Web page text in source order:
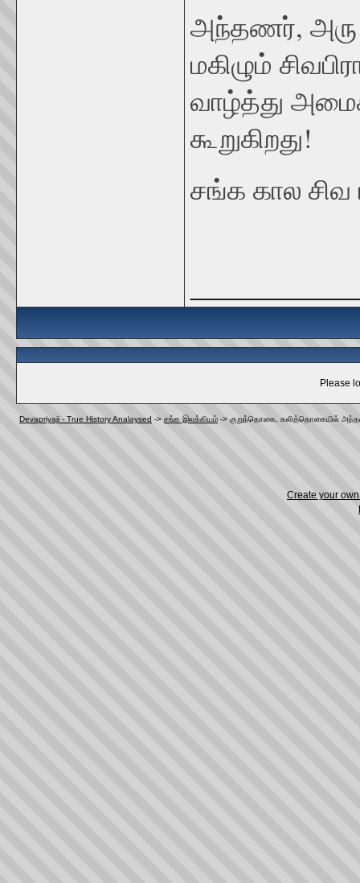
அந்தணர், அரு
மகிழும்
வாழ்த்து
கூறுகிறது!
சங்க கால சிவ
Please
Devapriyaji - True History Analaysed -> சங்க இலக்கியம் -> குறுந்தொகை, கலித்தொகையில்
Create your